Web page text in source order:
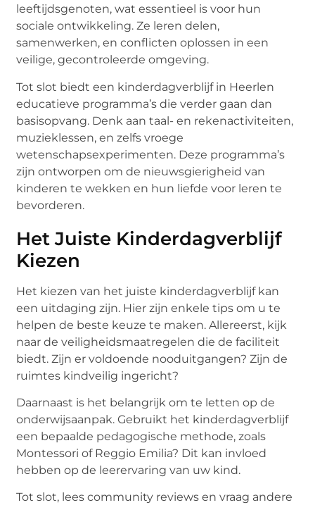
leeftijdsgenoten, wat essentieel is voor hun
sociale ontwikkeling. Ze leren delen,
samenwerken, en conflicten oplossen in een
veilige, gecontroleerde omgeving.
Tot slot biedt een kinderdagverblijf in Heerlen
educatieve programma’s die verder gaan dan
basisopvang. Denk aan taal- en rekenactiviteiten,
muzieklessen, en zelfs vroege
wetenschapsexperimenten. Deze programma’s
zijn ontworpen om de nieuwsgierigheid van
kinderen te wekken en hun liefde voor leren te
bevorderen.
Het Juiste Kinderdagverblijf
Kiezen
Het kiezen van het juiste kinderdagverblijf kan
een uitdaging zijn. Hier zijn enkele tips om u te
helpen de beste keuze te maken. Allereerst, kijk
naar de veiligheidsmaatregelen die de faciliteit
biedt. Zijn er voldoende nooduitgangen? Zijn de
ruimtes kindveilig ingericht?
Daarnaast is het belangrijk om te letten op de
onderwijsaanpak. Gebruikt het kinderdagverblijf
een bepaalde pedagogische methode, zoals
Montessori of Reggio Emilia? Dit kan invloed
hebben op de leerervaring van uw kind.
Tot slot, lees community reviews en vraag andere